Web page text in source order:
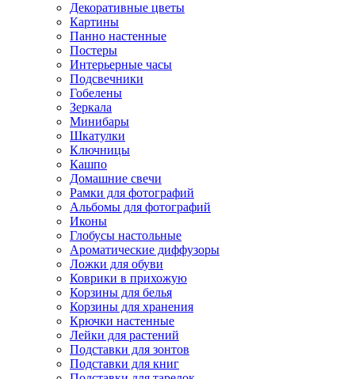
Декоративные цветы
Картины
Панно настенные
Постеры
Интерьерные часы
Подсвечники
Гобелены
Зеркала
Минибары
Шкатулки
Ключницы
Кашпо
Домашние свечи
Рамки для фотографий
Альбомы для фотографий
Иконы
Глобусы настольные
Ароматические диффузоры
Ложки для обуви
Коврики в прихожую
Корзины для белья
Корзины для хранения
Крючки настенные
Лейки для растений
Подставки для зонтов
Подставки для книг